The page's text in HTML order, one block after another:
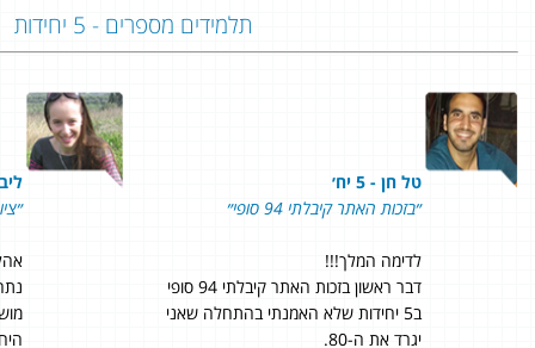
תלמידים מספרים - 5 יחידות
טל חן - 5 יח׳
״בזכות האתר קיבלתי 94 סופי״
לדימה המלך!!!
דבר ראשון בזכות האתר קיבלתי 94 סופי
ב5 יחידות שלא האמנתי בהתחלה שאני
יגרד את ה-80.
״ציון 99 בשאלון